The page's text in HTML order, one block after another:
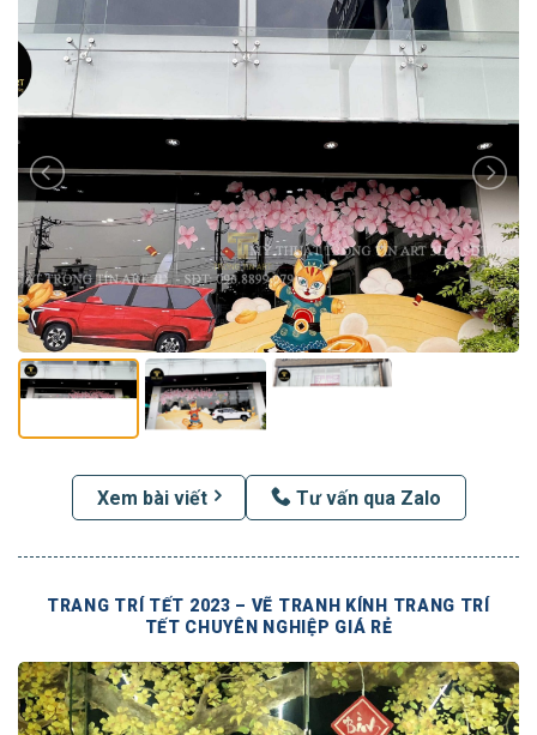
Xem bài viết Tư vấn qua Zalo
TRANG TRÍ TẾT 2023 – VẼ TRANH KÍNH TRANG TRÍ
TẾT CHUYÊN NGHIỆP GIÁ RẺ